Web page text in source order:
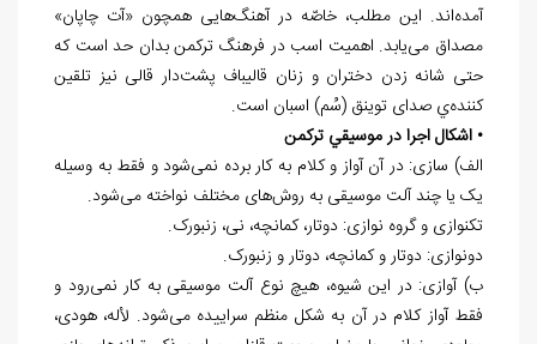
آمده‌اند. این مطلب، خاصّه در آهنگ‌هایی همچون «آت چاپان»
مصداق می‌یابد. اهمیت اسب در فرهنگ ترکمن بدان حد است که
حتی شانه زدن دختران و زنان قالیباف پشت‌دار قالی نیز تلقين
كننده‌ي صدای توینق (سُم) اسبان است.
• اشكال اجرا در موسيقي تركمن
الف) سازی: در آن آواز و کلام به کار برده نمی‌شود و فقط به وسیله
یک یا چند آلت موسیقی به روش‌های مختلف نواخته می‌شود.
تکنوازی و گروه نوازی: دوتار، کمانچه، نی، زنبورک.
دونوازی: دوتار و کمانچه، دوتار و زنبورک.
ب) آوازی: در این شیوه، هیچ نوع آلت موسیقی به کار نمی‌رود و
فقط آواز کلام در آن به شکل منظم سراییده می‌شود. لأله، هودی،